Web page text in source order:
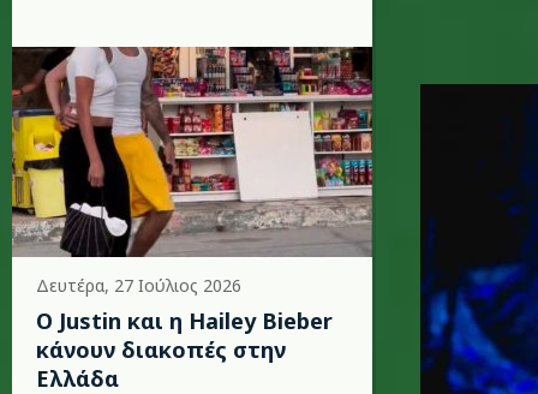
Δευτέρα, 27 Ιούλιος 2026
Ο Justin και η Hailey Bieber
κάνουν διακοπές στην
Ελλάδα
bon0-